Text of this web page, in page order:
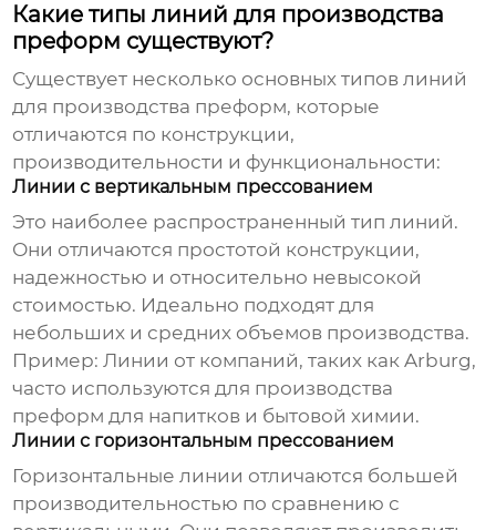
Какие типы линий для производства
преформ существуют?
Существует несколько основных типов линий
для производства преформ, которые
отличаются по конструкции,
производительности и функциональности:
Линии с вертикальным прессованием
Это наиболее распространенный тип линий.
Они отличаются простотой конструкции,
надежностью и относительно невысокой
стоимостью. Идеально подходят для
небольших и средних объемов производства.
Пример: Линии от компаний, таких как Arburg,
часто используются для производства
преформ для напитков и бытовой химии.
Линии с горизонтальным прессованием
Горизонтальные линии отличаются большей
производительностью по сравнению с